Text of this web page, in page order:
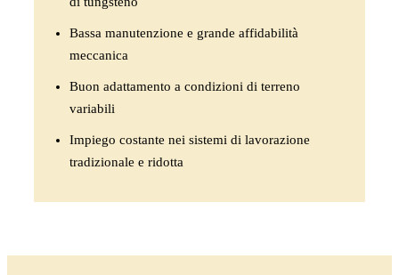
Bassa manutenzione e grande affidabilità
meccanica
Buon adattamento a condizioni di terreno
variabili
Impiego costante nei sistemi di lavorazione
tradizionale e ridotta